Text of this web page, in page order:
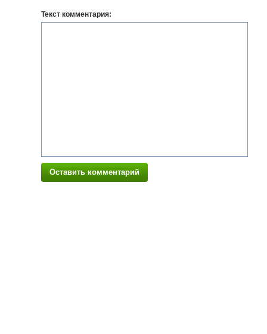
Текст комментария:
Оставить комментарий